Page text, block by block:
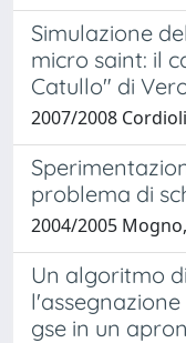
Simulazione
micro saint: il
Catullo" di
2007/2008
problema di
2004/2005
Un algoritmo
gse in un